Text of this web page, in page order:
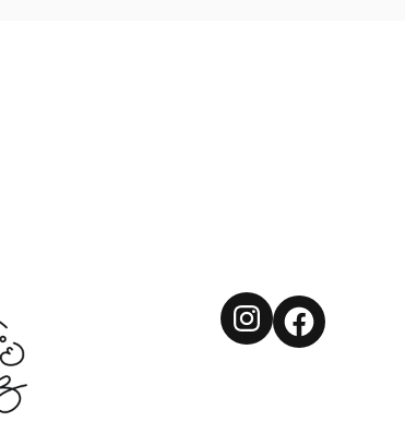
Instagram
Facebook